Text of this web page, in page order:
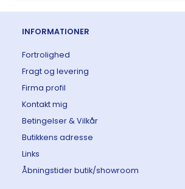
INFORMATIONER
Fortrolighed
Fragt og levering
Firma profil
Kontakt mig
Betingelser & Vilkår
Butikkens adresse
Links
Åbningstider butik/showroom